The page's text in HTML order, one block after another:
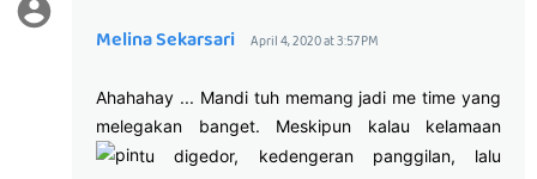
Melina Sekarsari April 4, 2020 at 3:57 PM
Ahahahay ... Mandi tuh memang jadi me time yang
melegakan banget. Meskipun kalau kelamaan
tu digedor, kedengeran panggilan, lalu